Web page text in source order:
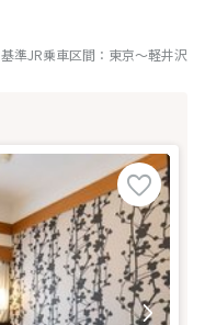
基準JR乗車区間： 東京～軽井沢